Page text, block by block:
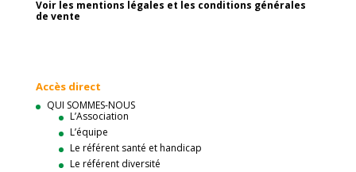
Voir les mentions légales et les conditions générales
de vente
Accès direct
QUI SOMMES-NOUS
L’Association
L’équipe
Le référent santé et handicap
Le référent diversité